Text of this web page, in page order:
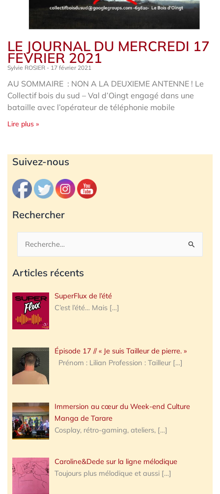
LE JOURNAL DU MERCREDI 17
FEVRIER 2021
Sylvie ROSIER 17 février 2021
AU SOMMAIRE : NON A LA DEUXIEME ANTENNE ! Le
Collectif bois du sud – Val d’Oingt engagé dans une
bataille avec l’opérateur de téléphonie mobile
Lire plus »
Suivez-nous
Rechercher
Rechercher :
Articles récents
SuperFlux de l’été
C’est l’été… Mais […]
Épisode 17 // « Je suis Tailleur de pierre. »
Prénom : Lilian Profession : Tailleur […]
Immersion au cœur du Week-end Culture
Manga de Tarare
Cosplay, rétro-gaming, ateliers, […]
Caroline&Dede sur la ligne mélodique
Toujours plus mélodique et aussi […]
Archives